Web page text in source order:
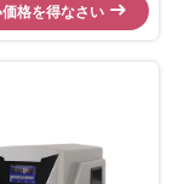
レーザーの入れ墨の
取り外し
格を得なさい